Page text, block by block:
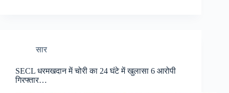
सार
SECL धरमखदान में चोरी का 24 घंटे में खुलासा 6 आरोपी
गिरफ्तार…